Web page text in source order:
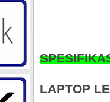
LAPTOP